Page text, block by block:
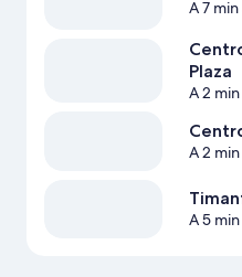
A 7
Plaza
A 2
A 2
A 5